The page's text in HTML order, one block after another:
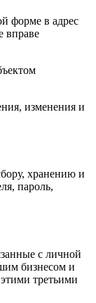
форме в адрес
вправе
изменения и
хранению и
пароль,
с личной
бизнесом и
третьими